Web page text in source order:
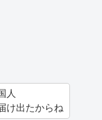
人
け出たからね